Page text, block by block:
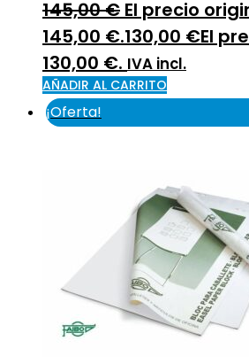
145,00€ El precio
145,00 €.130,00 €El
130,00 €. IVA incl.
AÑADIR AL CARRITO
¡Oferta!